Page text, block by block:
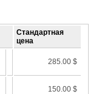
Стандартная
цена
285.00 $
150.00 $